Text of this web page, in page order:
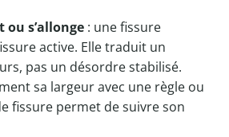
ou s’allonge : une fissure
active. Elle traduit un
pas un désordre stabilisé.
sa largeur avec une règle ou
fissure permet de suivre son